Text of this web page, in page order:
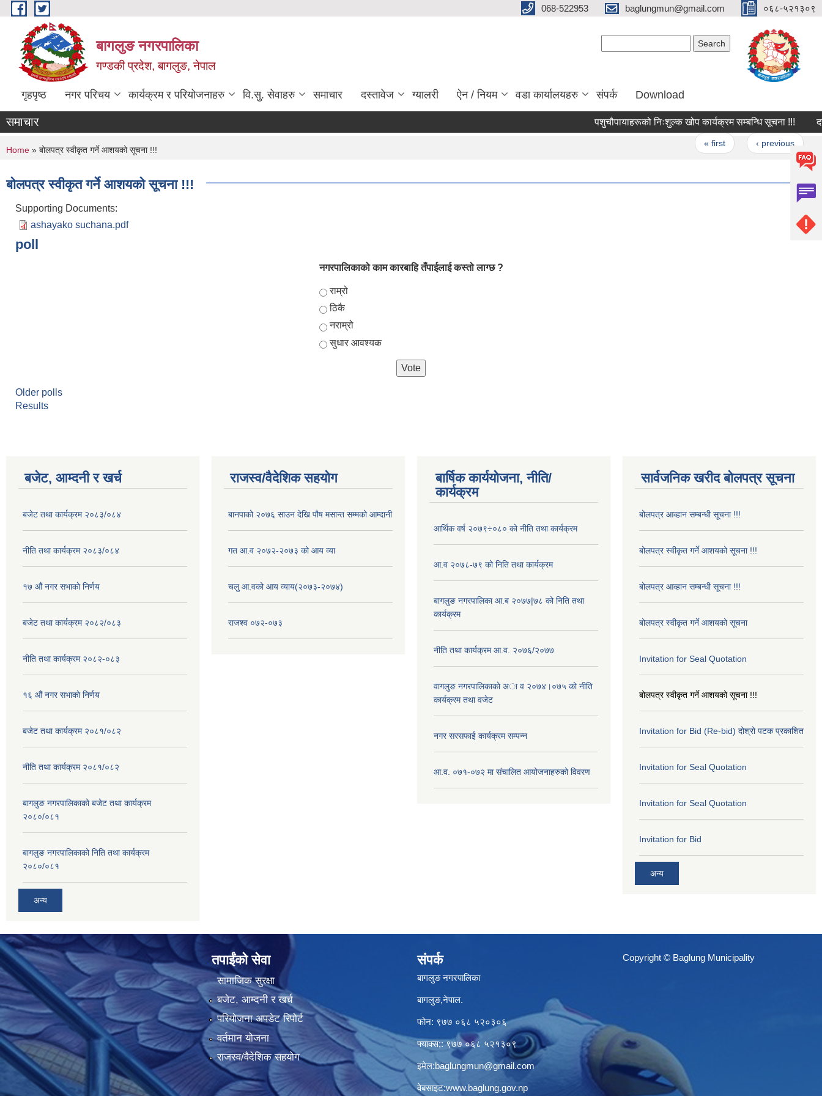
Skip to main content 068-522953 baglungmun@gmail.com ०६८-५२१३०९
बागलुङ नगरपालिका
गण्डकी प्रदेश, बागलुङ, नेपाल
गृहपृष्ठ नगर परिचय कार्यक्रम र परियोजनाहरु वि.सु. सेवाहरु समाचार दस्तावेज ग्यालरी ऐन / नियम वडा कार्यालयहरु संपर्क Download
समाचार पशुचौपायाहरूको निःशुल्क खोप कार्यक्रम सम्बन्धि सूचना !!!
« first ‹ previous
You are here
Home » बोलपत्र स्वीकृत गर्ने आशयको सूचना !!!
बोलपत्र स्वीकृत गर्ने आशयको सूचना !!!
Supporting Documents:
ashayako suchana.pdf
poll
नगरपालिकाको काम कारबाहि तँपाईलाई कस्तो लाग्छ ?
Choices
राम्रो
ठिकै
नराम्रो
सुधार आवश्यक
Older polls
Results
बजेट, आम्दनी र खर्च
बजेट तथा कार्यक्रम २०८३/०८४
नीति तथा कार्यक्रम २०८३/०८४
१७ ‌‍औं नगर सभाकाे निर्णय
बजेट तथा कार्यक्रम २०८२/०८३
नीति तथा कार्यक्रम २०८२-०८३
१६ ‌औं नगर सभाकाे निर्णय
बजेट तथा कार्यक्रम २०८१/०८२
नीति तथा कार्यक्रम २०८१/०८२
बागलुङ नगरपालिकाको बजेट तथा कार्यक्रम
२०८०/०८१
बागलुङ नगरपालिकाको निति तथा कार्यक्रम
२०८०/०८१
अन्य
राजस्व/वैदेशिक सहयोग
बानपाको २०७६ साउन देखि पौष मसान्त सम्मको आम्दानी
गत आ.व २०७२-२०७३ को आय व्या
चलु आ.वको आय व्याय(२०७३-२०७४)
राजश्व ०७२-०७३
बार्षिक कार्ययोजना, नीति/
कार्यक्रम
आर्थिक वर्ष २०७९÷०८० को नीति तथा कार्यक्रम
आ.व २०७८-७९ को निति तथा कार्यक्रम
बागलुङ नगरपालिका आ.ब २०७७|७८ को निति तथा
कार्यक्रम
नीति तथा कार्यक्रम आ.व. २०७६/२०७७
वागलुङ नगरपालिकाकाे अा‍ व २०७४।०७५ काे नीति
कार्यक्रम तथा वजेट
नगर सरसफाई कार्यक्रम सम्पन्न
आ.व. ०७१-०७२ मा संचालित आयोजनाहरुको विवरण
सार्वजनिक खरीद बोलपत्र सूचना
बोलपत्र आव्हान सम्बन्धी सूचना !!!
बोलपत्र स्वीकृत गर्ने आशयको सूचना !!!
बोलपत्र आव्हान सम्बन्धी सूचना !!!
बोलपत्र स्वीकृत गर्ने आशयको सूचना
Invitation for Seal Quotation
बोलपत्र स्वीकृत गर्ने आशयको सूचना !!!
Invitation for Bid (Re-bid) दोश्रो पटक प्रकाशित
Invitation for Seal Quotation
Invitation for Seal Quotation
Invitation for Bid
अन्य
तपाईंको सेवा
सामाजिक सुरक्षा
बजेट, आम्दनी र खर्च
परियोजना अपडेट रिपोर्ट
वर्तमान योजना
राजस्व/वैदेशिक सहयोग
संपर्क
बागलुङ नगरपालिका
बागलुङ,नेपाल.
फोन: ९७७ ०६८ ५२०३०६
फ्याक्स;: ९७७ ०६८ ५२१३०९
इमेल:baglungmun@gmail.com
वेबसाइट:www.baglung.gov.np
Copyright © Baglung Municipality